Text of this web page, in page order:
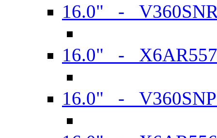
16.0" -
16.0" -
16.0" -